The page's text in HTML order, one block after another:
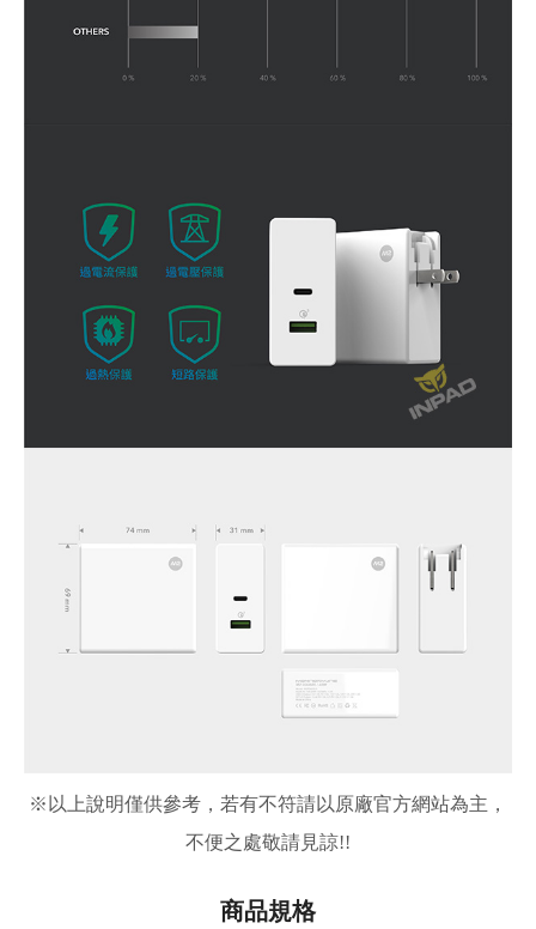
※ 以上說明僅供參考，若有不符請以原廠官方網站為主，
不便之處敬請見諒!!
商品規格